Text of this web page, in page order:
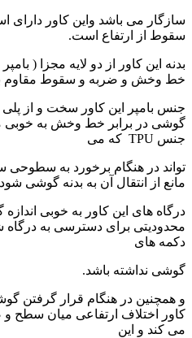
سازگار می باشد واین کاور دارای
سقوط از ارتفاع است.
بدنه این کاور از دو لایه مجزا (
خط وخش و ضربه و سقوط مقاوم
جنس بامپر این کاور سخت و از
گوشی در برابر خط وخش به خوبی
جنس TPU که می
تواند در هنگام برخورد به
مانع از انتقال آن به بدنه گوشی
درگاه های این کاور به خوبی
محدودیتی برای دسترسی به درگاه
دکمه های
گوشی نداشته باشد.
و همچنین در هنگام قرار گرفتن
کاور اختلاف ارتفاعی میان سطح و
می کند و این